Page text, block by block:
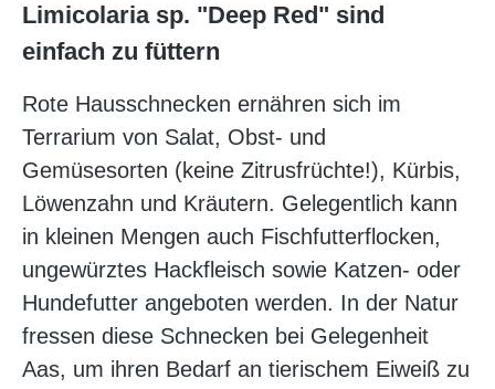
Limicolaria sp. "Deep Red" sind
einfach zu füttern
Rote Hausschnecken ernähren sich im
Terrarium von Salat, Obst- und
Gemüsesorten (keine Zitrusfrüchte!), Kürbis,
Löwenzahn und Kräutern. Gelegentlich kann
in kleinen Mengen auch Fischfutterflocken,
ungewürztes Hackfleisch sowie Katzen- oder
Hundefutter angeboten werden. In der Natur
fressen diese Schnecken bei Gelegenheit
Aas, um ihren Bedarf an tierischem Eiweiß zu